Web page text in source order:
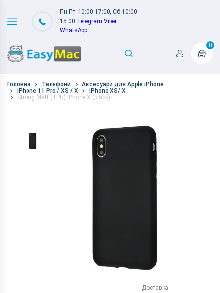
Пн-Пт: 10:00-17:00, Сб:10:00-
15:00 Telegram Viber
WhatsApp
0
Головна Телефони
Аксесуари для Apple iPhone
iPhone 11 Pro / XS / X
iPhone XS/ X
Strong Matt (TPU) iPhone X (black)
Доставка